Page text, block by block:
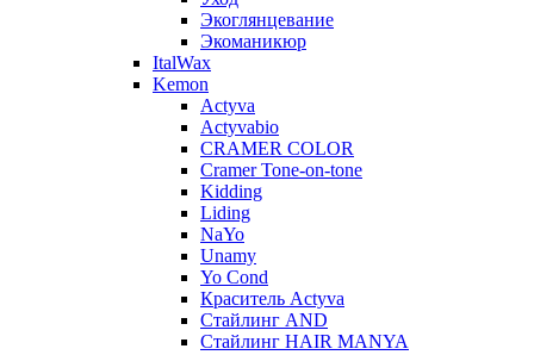
Экоглянцевание
Экоманикюр
ItalWax
Kemon
Actyva
Actyvabio
CRAMER COLOR
Cramer Tone-on-tone
Kidding
Liding
NaYo
Unamy
Yo Cond
Краситель Actyva
Стайлинг AND
Стайлинг HAIR MANYA